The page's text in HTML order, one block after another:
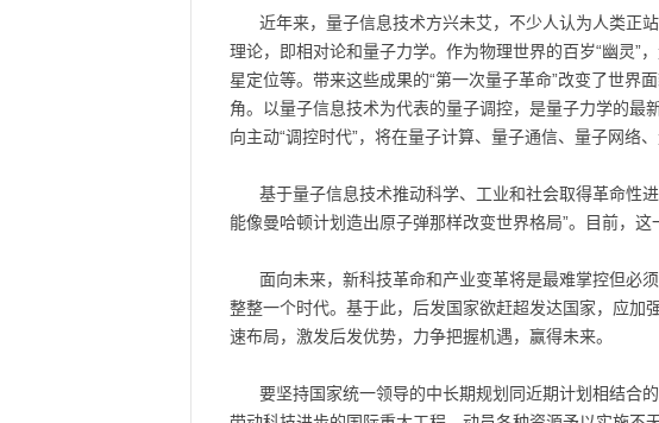
近年来，量子信息技术方兴未艾，不少人认为人类正
理论，即相对论和量子力学。作为物理世界的百岁“幽灵
星定位等。带来这些成果的“第一次量子革命”改变了世界
角。以量子信息技术为代表的量子调控，是量子力学的最
向主动“调控时代”，将在量子计算、量子通信、量子网络
基于量子信息技术推动科学、工业和社会取得革命性
能像曼哈顿计划造出原子弹那样改变世界格局”。目前，
面向未来，新科技革命和产业变革将是最难掌控但必
整整一个时代。基于此，后发国家欲赶超发达国家，应加
速布局，激发后发优势，力争把握机遇，赢得未来。
要坚持国家统一领导的中长期规划同近期计划相结合